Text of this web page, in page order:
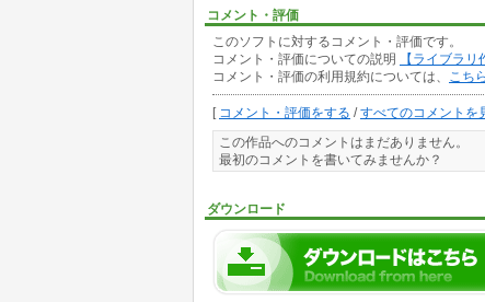
コメント・評価
このソフトに対するコメント・評価です。
コメント・評価についての説明
【ライブラリ
コメント・評価の利用規約については、
こちら
[ コメント・評価をする /すべてのコメントを
この作品へのコメントはまだありません。
最初のコメントを書いてみませんか？
ダウンロード